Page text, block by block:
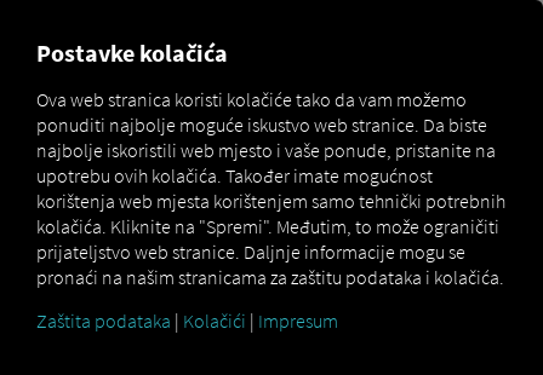
Marketplace Connectors Elain Connect
ELAIN POVEŽI SE
Postavke kolačića
Ova web stranica koristi kolačiće tako da vam možemo
ponuditi najbolje moguće iskustvo web stranice. Da biste
najbolje iskoristili web mjesto i vaše ponude, pristanite na
upotrebu ovih kolačića. Također imate mogućnost
korištenja web mjesta korištenjem samo tehnički potrebnih
kolačića. Kliknite na "Spremi". Međutim, to može ograničiti
prijateljstvo web stranice. Daljnje informacije mogu se
pronaći na našim stranicama za zaštitu podataka i kolačića.
Zaštita podataka | Kolačići | Impresum